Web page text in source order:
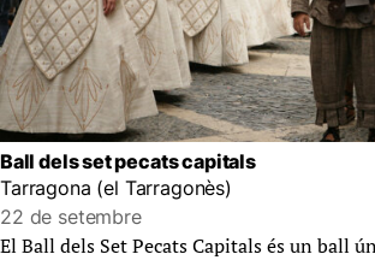
Ball dels set pecats capitals
Tarragona (el Tarragonès)
22 de setembre
El Ball dels Set Pecats Capitals és un ball